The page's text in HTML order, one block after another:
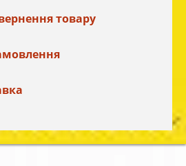
товару